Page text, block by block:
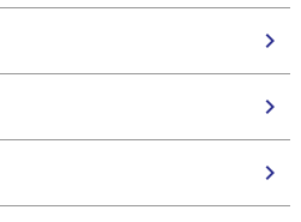
chevron_right
chevron_right
chevron_right